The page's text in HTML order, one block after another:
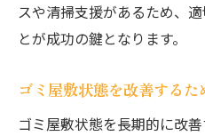
スや清掃支援があるため、
とが成功の鍵となります。
ゴミ屋敷状態を改善する
ゴミ屋敷状態を長期的に改